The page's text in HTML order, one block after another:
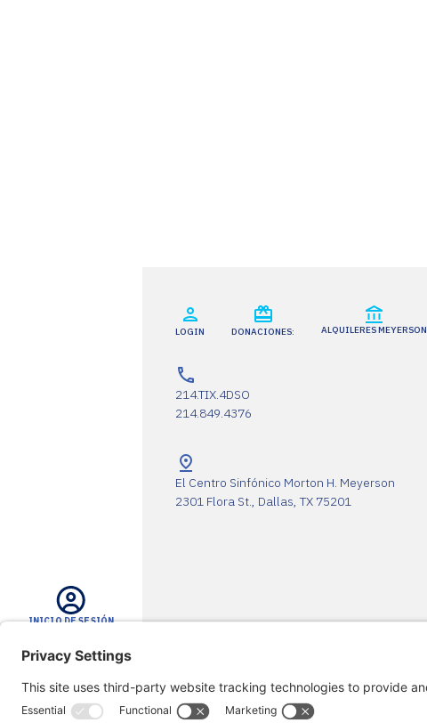
INICIO DE SESIÓN
LOGIN DONACIONES: ALQUILERES MEYERSON
214.TIX.4DSO
214.849.4376
El Centro Sinfónico Morton H. Meyerson
2301 Flora St., Dallas, TX 75201